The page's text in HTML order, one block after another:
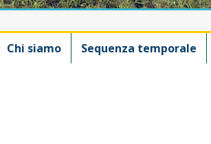
Chi siamo Sequenza temporale